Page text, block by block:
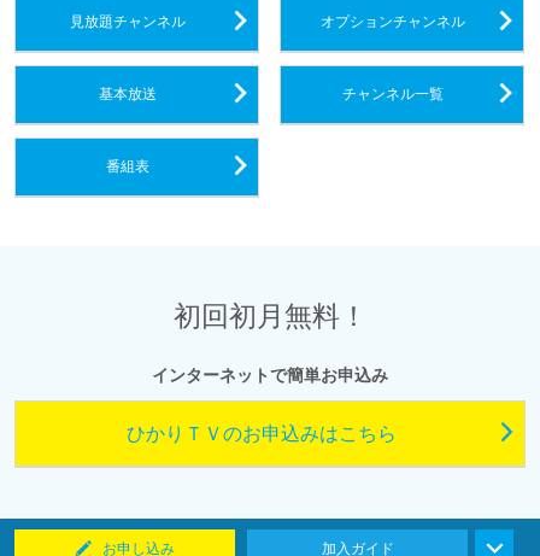
見放題チャンネル オプションチャンネル
基本放送 チャンネル一覧
番組表
初回初月無料！
インターネットで簡単お申込み
ひかりＴＶのお申込みはこちら
お申し込み 加入ガイド